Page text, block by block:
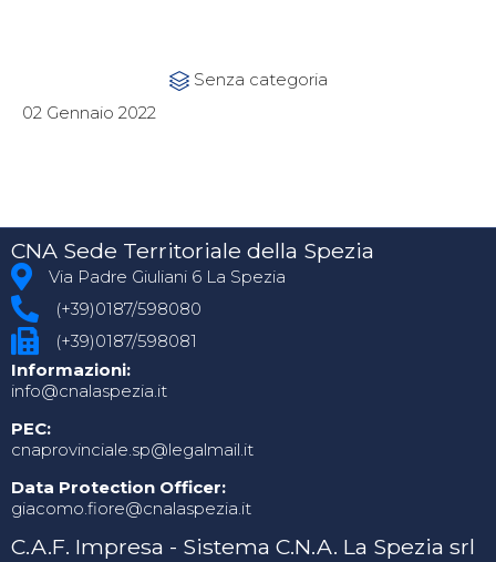
 Category
Senza categoria
02 Gennaio 2022
CNA Sede Territoriale della Spezia
Via Padre Giuliani 6 La Spezia
(+39)0187/598080
(+39)0187/598081
Informazioni:
info@cnalaspezia.it
PEC:
cnaprovinciale.sp@legalmail.it
Data Protection Officer:
giacomo.fiore@cnalaspezia.it
C.A.F. Impresa - Sistema C.N.A. La Spezia srl